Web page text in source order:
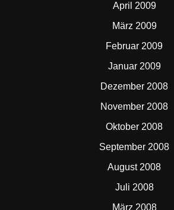
April 2009
März 2009
Februar 2009
Januar 2009
Dezember 2008
November 2008
Oktober 2008
September 2008
August 2008
Juli 2008
März 2008